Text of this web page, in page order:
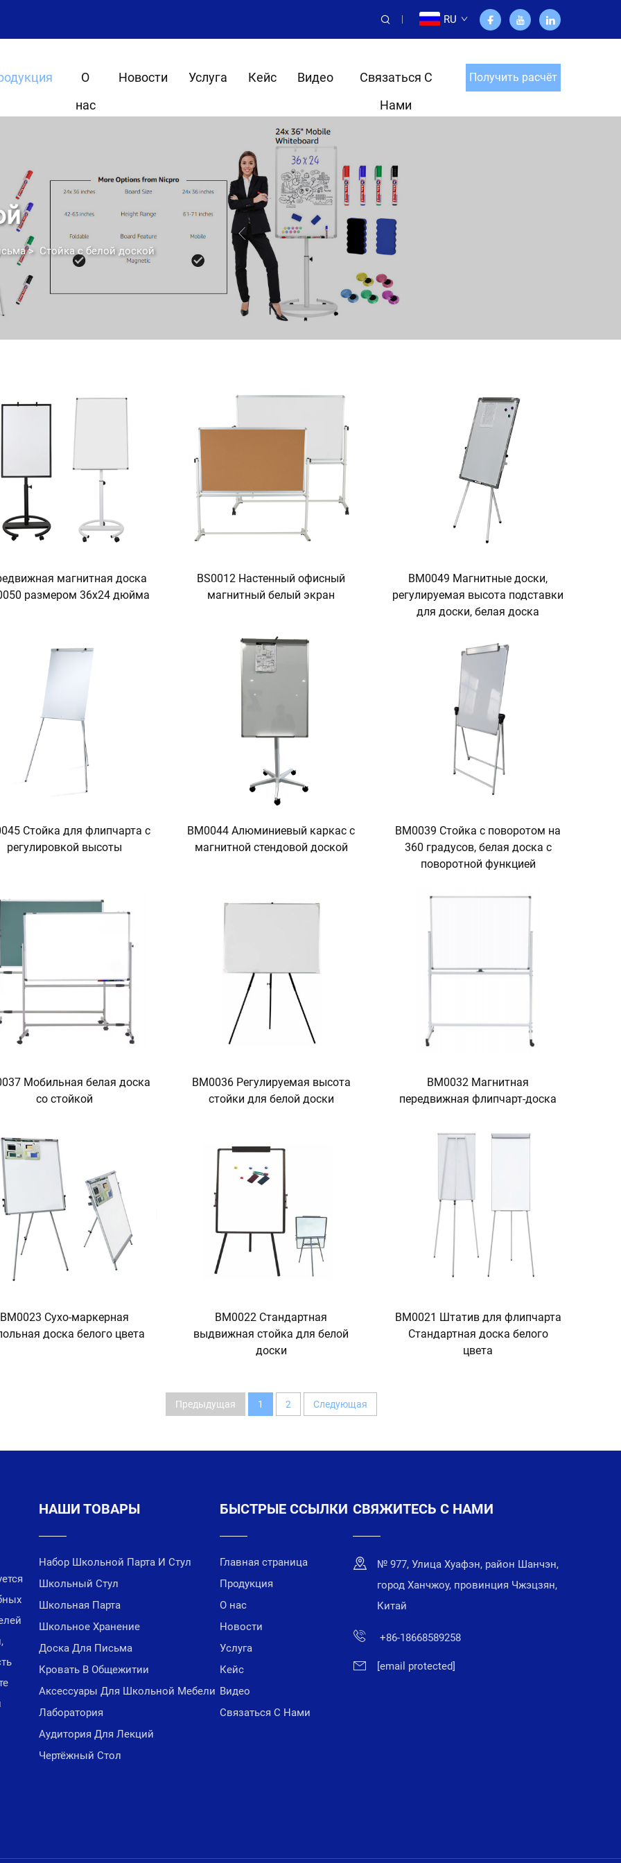
RU
О
нас
Новости Услуга Кейс Видео
Связаться С
Нами
Получить расчёт
> Стойка с белой доской
магнитная доска
размером 36x24 дюйма
BS0012 Настенный офисный
магнитный белый экран
BM0049 Магнитные доски,
регулируемая высота подставки
для доски, белая доска
Стойка для флипчарта с
регулировкой высоты
BM0044 Алюминиевый каркас с
магнитной стендовой доской
BM0039 Стойка с поворотом на
360 градусов, белая доска с
поворотной функцией
Мобильная белая доска
со стойкой
BM0036 Регулируемая высота
стойки для белой доски
BM0032 Магнитная
передвижная флипчарт-доска
BM0023 Сухо-маркерная
доска белого цвета
BM0022 Стандартная
выдвижная стойка для белой
доски
BM0021 Штатив для флипчарта
Стандартная доска белого
цвета
Предыдущая 1 2 Следующая
НАШИ ТОВАРЫ
Набор Школьной Парта И Стул
Школьный Стул
Школьная Парта
Школьное Хранение
Доска Для Письма
Кровать В Общежитии
Аксессуары Для Школьной Мебели
Лаборатория
Аудитория Для Лекций
Чертёжный Стол
БЫСТРЫЕ ССЫЛКИ
Главная страница
Продукция
О нас
Новости
Услуга
Кейс
Видео
Связаться С Нами
СВЯЖИТЕСЬ С НАМИ
№ 977, Улица Хуафэн, район Шанчэн,
город Ханчжоу, провинция Чжэцзян,
Китай
+86-18668589258
[email protected]